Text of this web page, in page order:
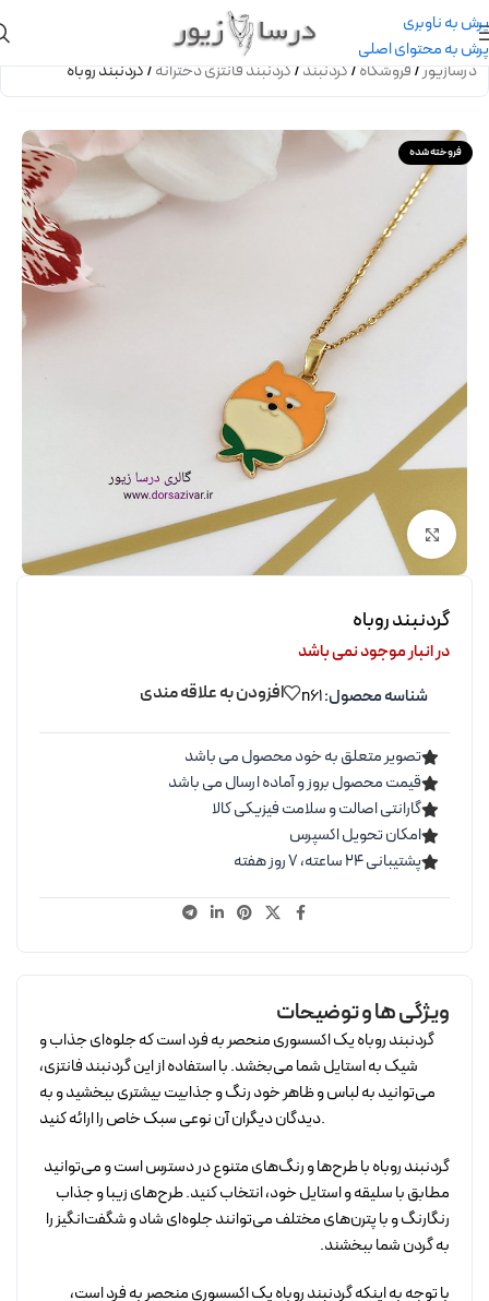
پرش به ناوبری
پرش به محتوای اصلی
درسازیور/فروشگاه/گردنبند/گردنبند فانتزی دخترانه/گردنبند روباه
فروخته شده
برای بزرگنمایی کلیک کنید
گردنبند روباه
در انبار موجود نمی باشد
شناسه محصول:n61 افزودن به علاقه مندی
تصویر متعلق به خود محصول می باشد
قیمت محصول بروز و آماده ارسال می باشد
گارانتی اصالت و سلامت فیزیکی کالا
امکان تحویل اکسپرس
پشتیبانی ۲۴ ساعته، ۷ روز هفته
ویژگی ها و توضیحات
گردنبند روباه یک اکسسوری منحصر به فرد است که جلوه‌ای جذاب و
شیک به استایل شما می‌بخشد. با استفاده از این گردنبند فانتزی،
می‌توانید به لباس و ظاهر خود رنگ و جذابیت بیشتری ببخشید و به
دیدگان دیگران آن نوعی سبک خاص را ارائه کنید.
گردنبند روباه با طرح‌ها و رنگ‌های متنوع در دسترس است و می‌توانید
مطابق با سلیقه و استایل خود، انتخاب کنید. طرح‌های زیبا و جذاب
رنگارنگ و با پترن‌های مختلف می‌توانند جلوه‌ای شاد و شگفت‌انگیز را
به گردن شما ببخشند.
با توجه به اینکه گردنبند روباه یک اکسسوری منحصر به فرد است،